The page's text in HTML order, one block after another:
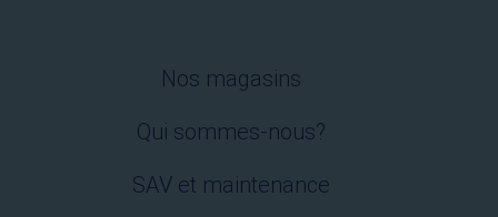
Nos magasins
Qui sommes-nous?
SAV et maintenance